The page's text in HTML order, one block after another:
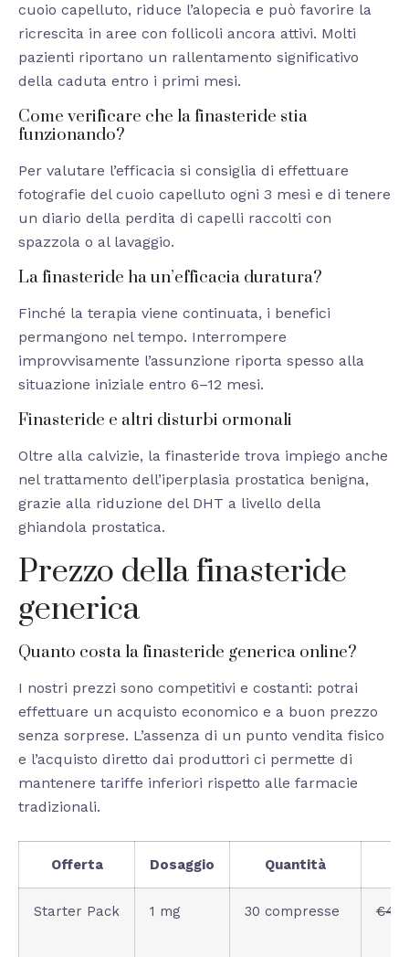
cuoio capelluto, riduce l’alopecia e può favorire la
ricrescita in aree con follicoli ancora attivi. Molti
pazienti riportano un rallentamento significativo
della caduta entro i primi mesi.
Come verificare che la finasteride stia
funzionando?
Per valutare l’efficacia si consiglia di effettuare
fotografie del cuoio capelluto ogni 3 mesi e di tenere
un diario della perdita di capelli raccolti con
spazzola o al lavaggio.
La finasteride ha un’efficacia duratura?
Finché la terapia viene continuata, i benefici
permangono nel tempo. Interrompere
improvvisamente l’assunzione riporta spesso alla
situazione iniziale entro 6–12 mesi.
Finasteride e altri disturbi ormonali
Oltre alla calvizie, la finasteride trova impiego anche
nel trattamento dell’iperplasia prostatica benigna,
grazie alla riduzione del DHT a livello della
ghiandola prostatica.
Prezzo della finasteride
generica
Quanto costa la finasteride generica online?
I nostri prezzi sono competitivi e costanti: potrai
effettuare un acquisto economico e a buon prezzo
senza sorprese. L’assenza di un punto vendita fisico
e l’acquisto diretto dai produttori ci permette di
mantenere tariffe inferiori rispetto alle farmacie
tradizionali.
Offerta Dosaggio Quantità
Starter Pack 1 mg 30 compresse